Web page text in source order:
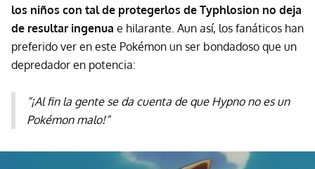
los niños con tal de protegerlos de Typhlosion no deja
de resultar ingenua e hilarante. Aun así, los fanáticos han
preferido ver en este Pokémon un ser bondadoso que un
depredador en potencia:
“¡Al fin la gente se da cuenta de que Hypno no es un
Pokémon malo!”